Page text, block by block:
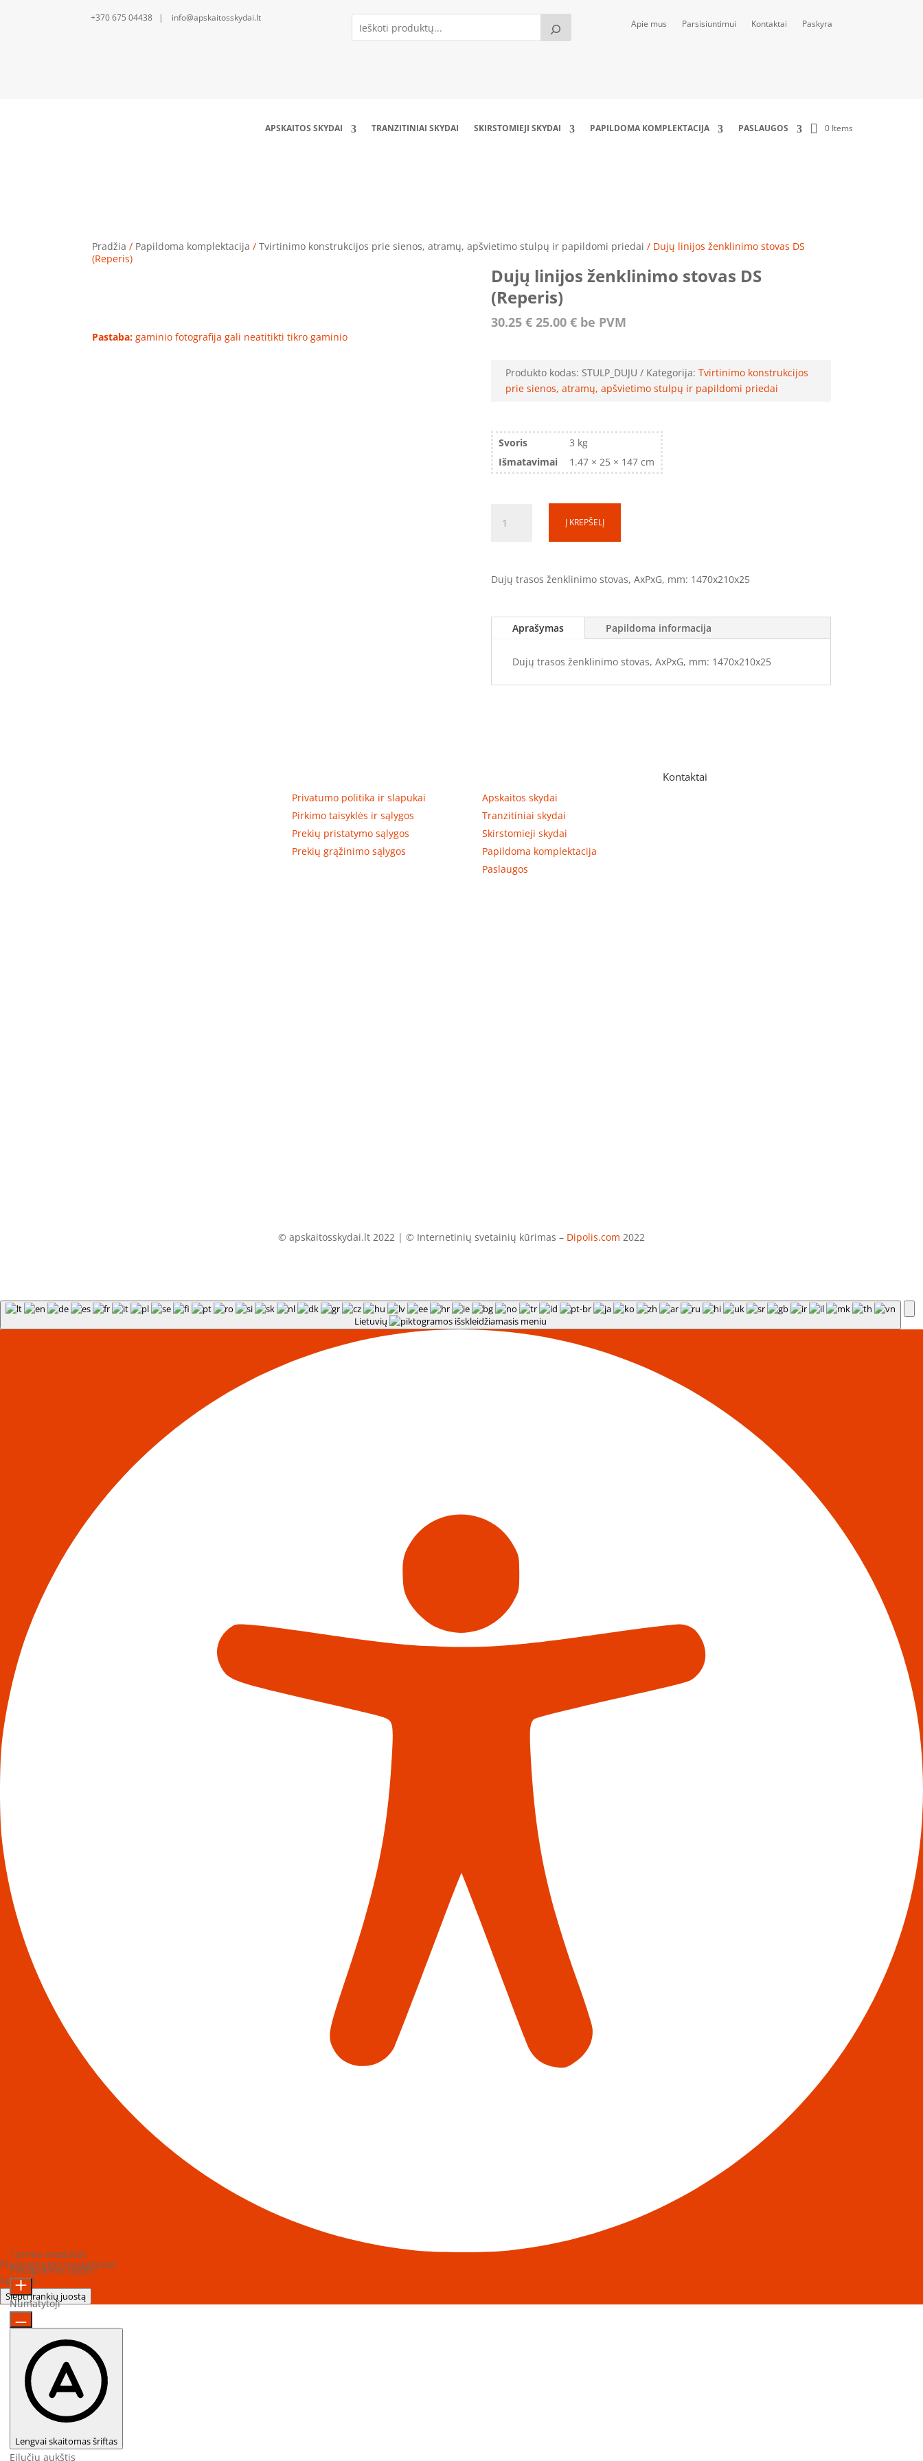
+370 675 04438 | info@apskaitosskydai.lt
Apie mus Parsisiuntimui Kontaktai Paskyra
APSKAITOS SKYDAI TRANZITINIAI SKYDAI SKIRSTOMIEJI SKYDAI PAPILDOMA KOMPLEKTACIJA PASLAUGOS 0 Items
Pradžia / Papildoma komplektacija /Tvirtinimo konstrukcijos prie sienos, atramų, apšvietimo stulpų ir papildomi priedai / Dujų linijos ženklinimo stovas DS
(Reperis)
Pastaba: gaminio fotografija gali neatitikti tikro gaminio
Dujų linijos ženklinimo stovas DS
(Reperis)
30.25 € 25.00 €be PVM
Produkto kodas: STULP_DUJU Kategorija: Tvirtinimo konstrukcijos
prie sienos, atramų, apšvietimo stulpų ir papildomi priedai
Svoris
3 kg
Išmatavimai
1.47 × 25 × 147 cm
kiekis:
ženklinimo
(Reperis)
Į KREPŠELĮ
Dujų trasos ženklinimo stovas, AxPxG, mm: 1470x210x25
Aprašymas Papildoma informacija
Dujų trasos ženklinimo stovas, AxPxG, mm: 1470x210x25
Privatumo politika ir slapukai
Pirkimo taisyklės ir sąlygos
Prekių pristatymo sąlygos
Prekių grąžinimo sąlygos
Apskaitos skydai
Tranzitiniai skydai
Skirstomieji skydai
Papildoma komplektacija
Paslaugos
Kontaktai
© apskaitosskydai.lt 2022 | © Internetinių svetainių kūrimas – Dipolis.com 2022
Lietuvių
Prieinamumo nustatymai
Sukurta
Slėpti įrankių juostą
Turinio moduliai
Piktogramos dydis
Numatytoji
Lengvai skaitomas šriftas
Eilučių aukštis